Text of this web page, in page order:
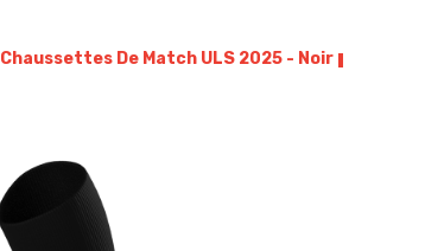
Chaussettes De Match ULS 2025 - Noir